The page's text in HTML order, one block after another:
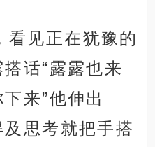
看见正在犹豫的
话“露露也来
来”他伸出
思考就把手搭